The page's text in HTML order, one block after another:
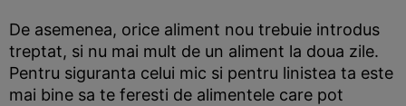
De asemenea, orice aliment nou trebuie introdus
treptat, si nu mai mult de un aliment la doua zile.
Pentru siguranta celui mic si pentru linistea ta este
mai bine sa te feresti de alimentele care pot